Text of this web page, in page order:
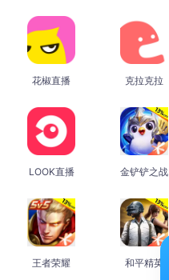
花椒直播 克拉克拉
LOOK直播 金铲铲之战
王者荣耀 和平精英